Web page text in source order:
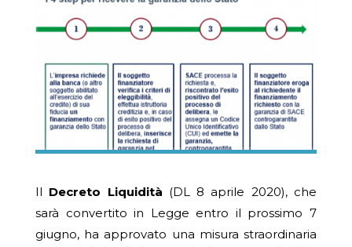
Il Decreto Liquidità (DL 8 aprile 2020), che
sarà convertito in Legge entro il prossimo 7
giugno, ha approvato una misura straordinaria